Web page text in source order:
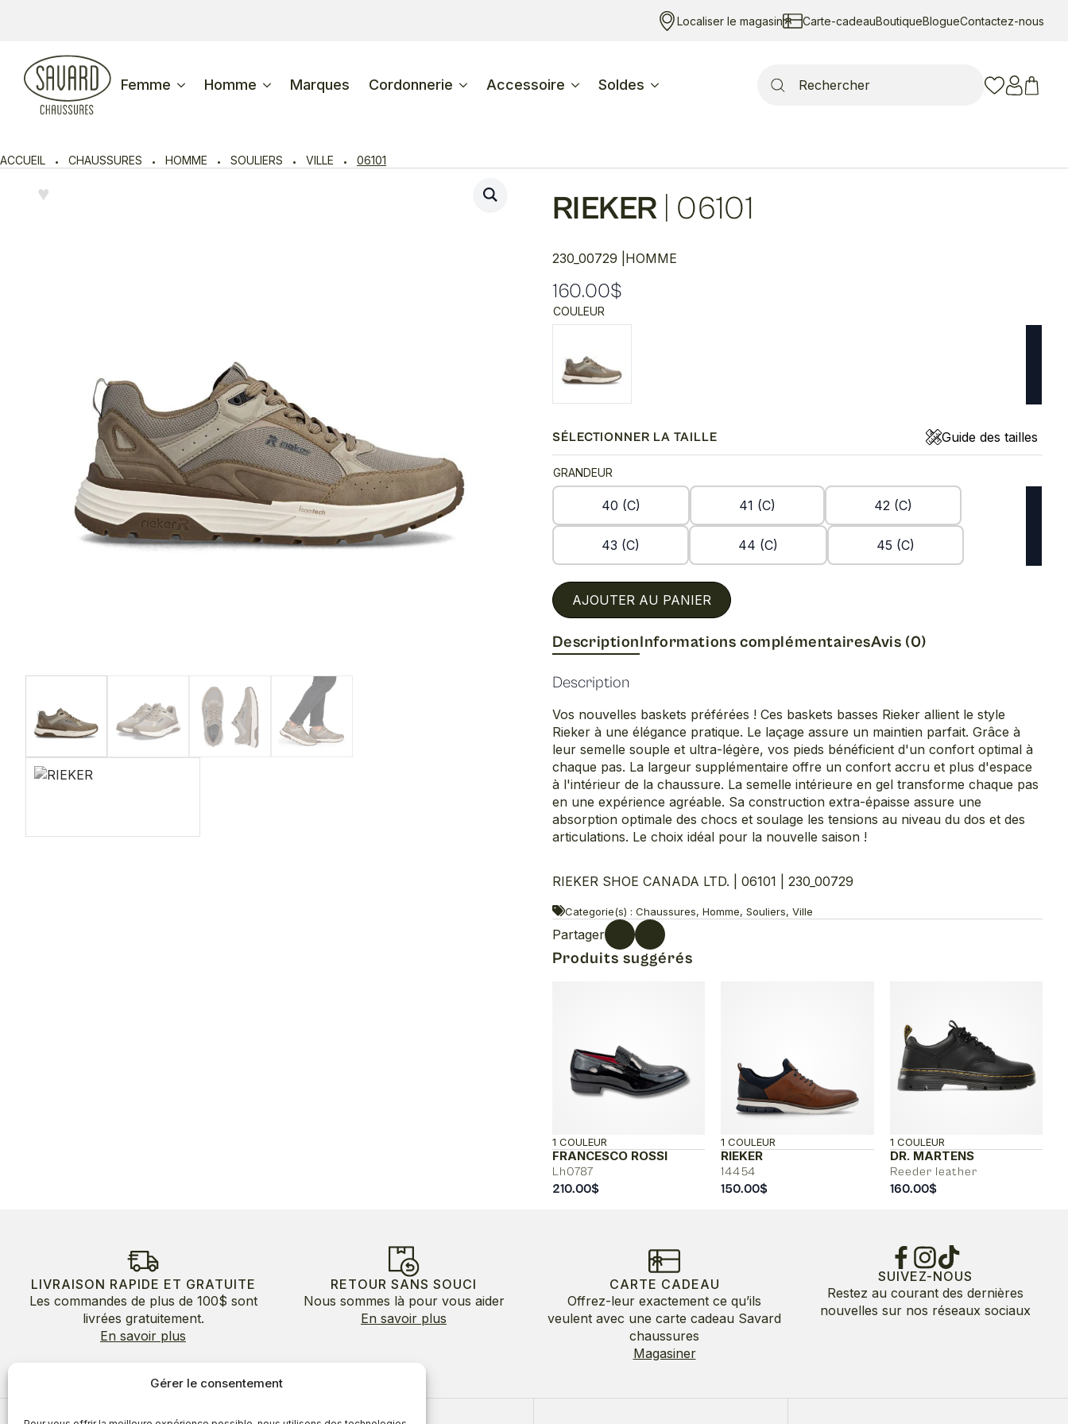
Gérer le consentement
Localiser le magasin Carte-cadeauBoutiqueBlogueContactez-nous
Femme Homme Marques Cordonnerie Accessoire Soldes
for:
ACCUEIL CHAUSSURES HOMME SOULIERS VILLE 06101
♥︎ RIEKER 06101
230_00729 | HOMME
160.00$
COULEUR
SÉLECTIONNER LA TAILLE Guide des tailles
GRANDEUR
40 (C) 41 (C) 42 (C)
43 (C) 44 (C) 45 (C)
AJOUTER AU PANIER
DescriptionInformations complémentairesAvis (0)
Description
Vos nouvelles baskets préférées ! Ces baskets basses Rieker allient le style
Rieker à une élégance pratique. Le laçage assure un maintien parfait. Grâce à
leur semelle souple et ultra-légère, vos pieds bénéficient d'un confort optimal à
chaque pas. La largeur supplémentaire offre un confort accru et plus d'espace
à l'intérieur de la chaussure. La semelle intérieure en gel transforme chaque pas
en une expérience agréable. Sa construction extra-épaisse assure une
absorption optimale des chocs et soulage les tensions au niveau du dos et des
articulations. Le choix idéal pour la nouvelle saison !
RIEKER SHOE CANADA LTD. | 06101 | 230_00729
Categorie(s) : Chaussures, Homme, Souliers, Ville
Partager
Produits suggérés
FRANCESCO ROSSI
Lh0787
1 COULEUR
210.00$
RIEKER
14454
1 COULEUR
150.00$
DR. MARTENS
Reeder leather
1 COULEUR
160.00$
LIVRAISON RAPIDE ET GRATUITE
Les commandes de plus de 100$ sont
livrées gratuitement.
En savoir plus
RETOUR SANS SOUCI
Nous sommes là pour vous aider
En savoir plus
CARTE CADEAU
Offrez-leur exactement ce qu’ils
veulent avec une carte cadeau Savard
chaussures
Magasiner
SUIVEZ-NOUS
Restez au courant des dernières
nouvelles sur nos réseaux sociaux